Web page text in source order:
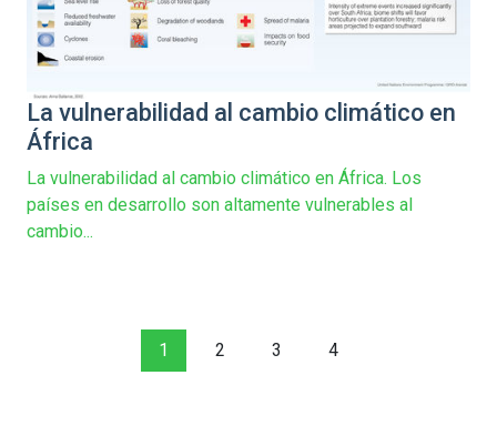
La vulnerabilidad al cambio climático en
África
La vulnerabilidad al cambio climático en África. Los
países en desarrollo son altamente vulnerables al
cambio...
1 2 3 4